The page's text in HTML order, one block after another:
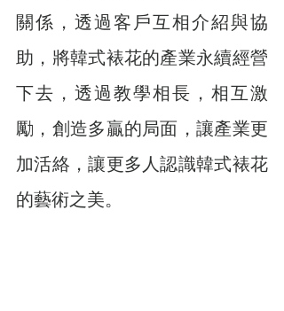
關係，透過客戶互相介紹與協
助，將韓式裱花的產業永續經營
下去，透過教學相長，相互激
勵，創造多贏的局面，讓產業更
加活絡，讓更多人認識韓式裱花
的藝術之美。